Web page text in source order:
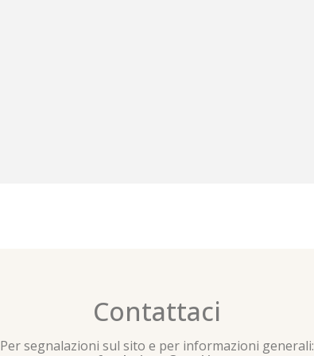
Contattaci
Per segnalazioni sul sito e per informazioni generali: